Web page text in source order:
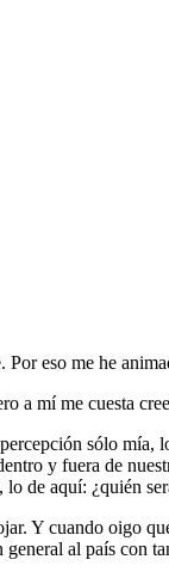
eso me he
a mí me cuesta
sólo
y fuera de
de aquí: ¿quién
Y cuando oigo
al país con